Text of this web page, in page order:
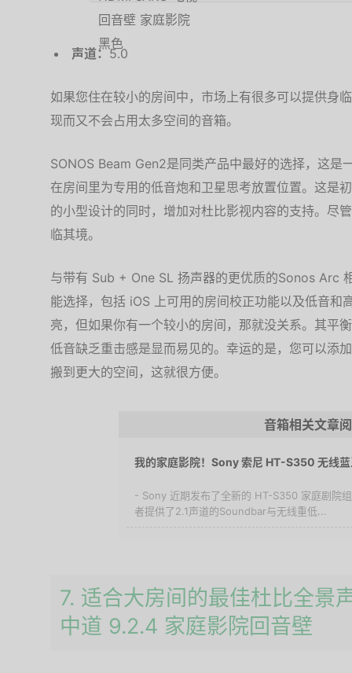
声道：5.0
如果您住在较小的房间中，市场上有很多可以提供身
现而又不会占用太多空间的音箱。
SONOS Beam Gen2是同类产品中最好的选择，这是
在房间里为专用的低音炮和卫星思考放置位置。这是
的小型设计的同时，增加对杜比影视内容的支持。尽
临其境。
与带有 Sub + One SL 扬声器的更优质的Sonos Arc
能选择，包括 iOS 上可用的房间校正功能以及低音和
亮，但如果你有一个较小的房间，那就没关系。其平
低音缺乏重击感是显而易见的。幸运的是，您可以添
搬到更大的空间，这就很方便。
音箱相关文章
我的家庭影院！Sony 索尼 HT-S350 无线
- Sony 近期发布了全新的 HT-S350 家庭剧院
者提供了2.1声道的Soundbar与无线重低...
7. 适合大房间的最佳杜比全景
中道 9.2.4 家庭影院回音壁